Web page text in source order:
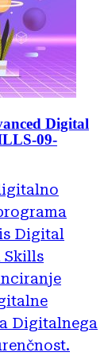
Digital
09-
Digital
Skills
Digitalnega